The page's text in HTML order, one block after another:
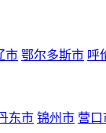
市 鄂尔多斯市 呼
东市 锦州市 营口